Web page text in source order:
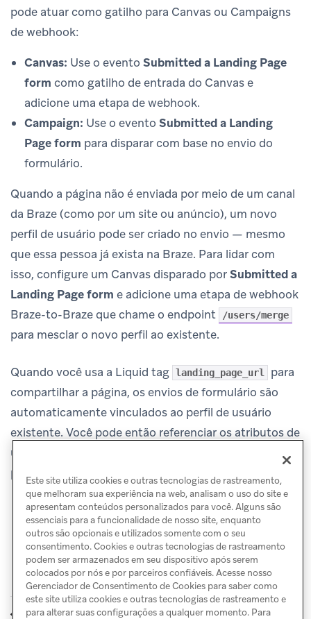
pode atuar como gatilho para Canvas ou Campaigns
de webhook:
Canvas: Use o evento Submitted a Landing Page
form como gatilho de entrada do Canvas e
adicione uma etapa de webhook.
Campaign: Use o evento Submitted a Landing
Page form para disparar com base no envio do
formulário.
Quando a página não é enviada por meio de um canal
da Braze (como por um site ou anúncio), um novo
perfil de usuário pode ser criado no envio — mesmo
que essa pessoa já exista na Braze. Para lidar com
isso, configure um Canvas disparado porSubmitted a
Landing Page form e adicione uma etapa de webhook
Braze-to-Braze que chame o endpoint
/users/merge
para mesclar o novo perfil ao existente.
Quando você usa a Liquid tag landing_page_url
para
compartilhar a página, os envios de formulário são
automaticamente vinculados ao perfil de usuário
existente. Você pode então referenciar os atributos de
usuário enviados na landing page por meio de Liquid
para templates subsequentes.
ANTERIORFAQ PRÓXIMO Criar landing
Este site utiliza cookies e outras tecnologias de rastreamento,
que melhoram sua experiência na web, analisam o uso do site e
apresentam conteúdos personalizados para você. Alguns são
essenciais para a funcionalidade de nosso site, enquanto
outros são opcionais e utilizados somente com o seu
consentimento. Cookies e outras tecnologias de rastreamento
podem ser armazenados em seu dispositivo após serem
colocados por nós e por parceiros confiáveis. Acesse nosso
Gerenciador de Consentimento de Cookies para saber como
este site utiliza cookies e outras tecnologias de rastreamento e
para alterar suas configurações a qualquer momento. Para